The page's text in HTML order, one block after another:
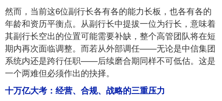
然而，当前这6位副行长各有各的能力长板，也各有各的
年龄和资历平衡点。从副行长中提拔一位为行长，意味着
其副行长空出的位置可能需要补缺，整个高管团队将在短
期内再次面临调整。而若从外部调任——无论是中信集团
系统内还是跨行任职——后续磨合期同样不可低估。这是
一个两难但必须作出的抉择。
十万亿大考：经营、合规、战略的三重压力